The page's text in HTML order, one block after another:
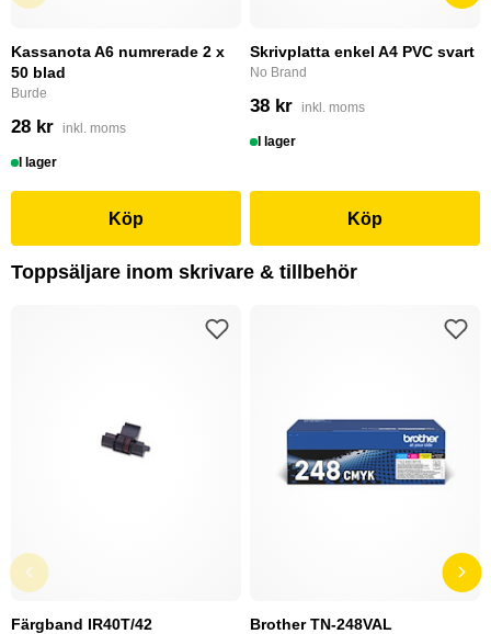
Kassanota A6 numrerade 2 x
50 blad
Burde
28 kr inkl. moms
I lager
Köp
Skrivplatta enkel A4 PVC svart
No Brand
38 kr inkl. moms
I lager
Köp
Toppsäljare inom skrivare & tillbehör
Färgband IR40T/42
Brother TN-248VAL